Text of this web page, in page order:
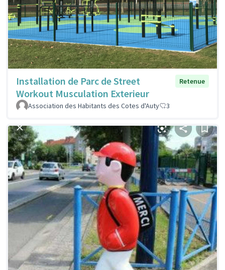
Installation de Parc de Street
Workout Musculation Exterieur
Retenue
Association des Habitants des Cotes d'Auty 3